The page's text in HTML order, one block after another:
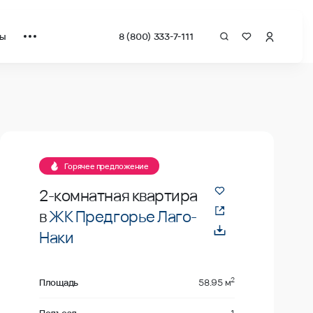
8 (800) 333-7-111
Горячее предложение
2-комнатная квартира
вЖК Предгорье Лаго-
Наки
Площадь 58.95 м2